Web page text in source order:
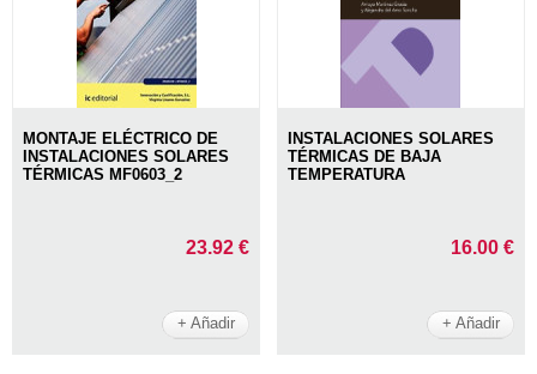
MONTAJE ELÉCTRICO DE
INSTALACIONES SOLARES
TÉRMICAS MF0603_2
23.92 €
+ Añadir
INSTALACIONES SOLARES
TÉRMICAS DE BAJA
TEMPERATURA
16.00 €
+ Añadir